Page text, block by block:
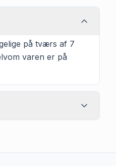
på tværs af 7
varen er på